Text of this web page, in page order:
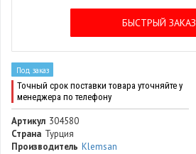
БЫСТРЫЙ ЗАКАЗ
Под заказ
Точный срок поставки товара уточняйте у
менеджера по телефону
Артикул 304580
Страна Турция
Производитель Klemsan